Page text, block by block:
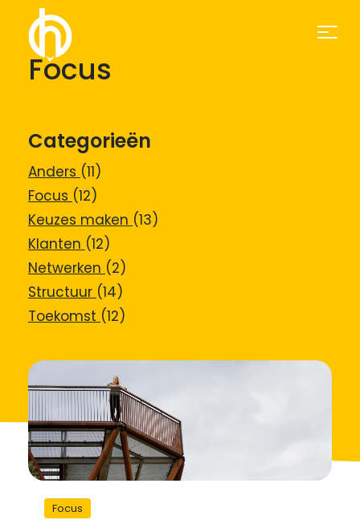
Focus
Categorieën
Anders (11)
Focus (12)
Keuzes maken (13)
Klanten (12)
Netwerken (2)
Structuur (14)
Toekomst (12)
Focus